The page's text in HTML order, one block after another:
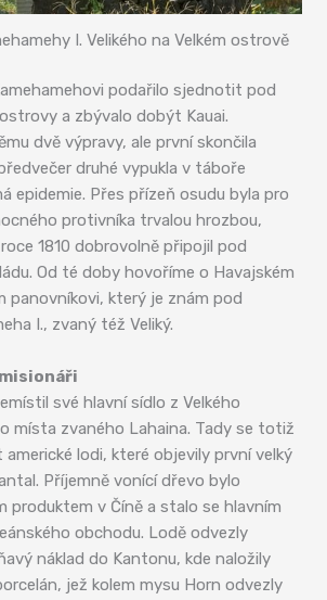
I. Velikého na Velkém ostrově
podařilo sjednotit pod
a zbývalo dobýt Kauai.
dvě výpravy, ale první skončila
druhé vypukla v táboře
epidemie. Přes přízeň osudu byla pro
protivníka trvalou hrozbou,
1810 dobrovolně připojil pod
Od té doby hovoříme o Havajském
panovníkovi, který je znám pod
I., zvaný též Veliký.
své hlavní sídlo z Velkého
místa zvaného Lahaina. Tady se totiž
lodi, které objevily první velký
Příjemně vonící dřevo bylo
produktem v Číně a stalo se hlavním
obchodu. Lodě odvezly
náklad do Kantonu, kde naložily
jež kolem mysu Horn odvezly